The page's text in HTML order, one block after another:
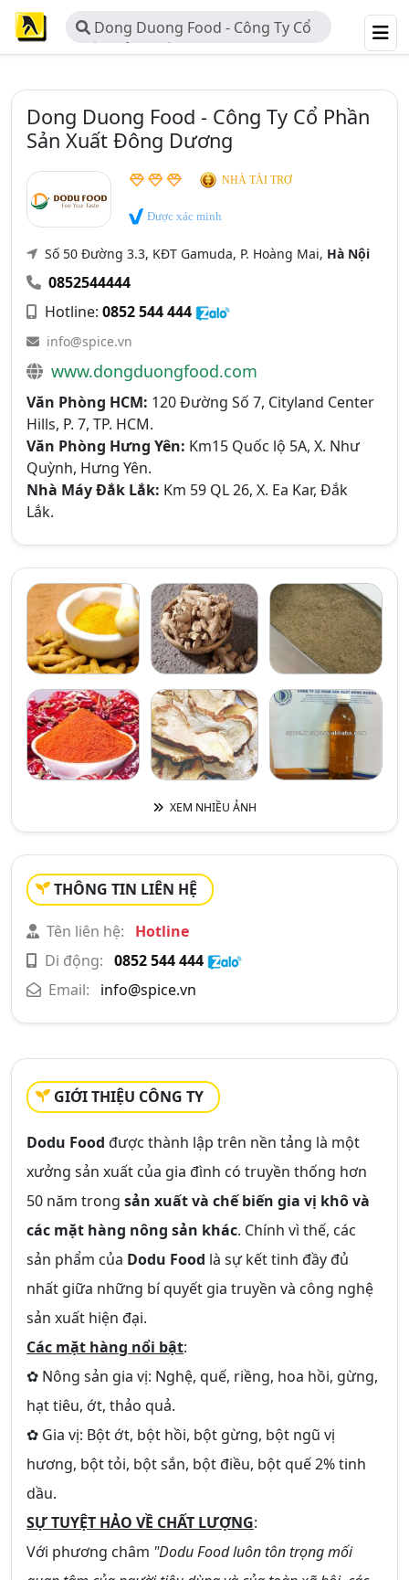
Dong Duong Food - Công Ty Cổ
Phần Sản Xuất Đông Dương
Dong Duong Food - Công Ty Cổ Phần
Sản Xuất Đông Dương
NHÀ TÀI TRỢ
Được xác minh
Số 50 Đường 3.3, KĐT Gamuda, P. Hoàng Mai, Hà Nội
0852544444
Hotline: 0852 544 444
info@spice.vn
www.dongduongfood.com
Văn Phòng HCM: 120 Đường Số 7, Cityland Center
Hills, P. 7, TP. HCM.
Văn Phòng Hưng Yên: Km15 Quốc lộ 5A, X. Như
Quỳnh, Hưng Yên.
Nhà Máy Đắk Lắk: Km 59 QL 26, X. Ea Kar, Đắk
Lắk.
XEM NHIỀU ẢNH
THÔNG TIN LIÊN HỆ
Tên liên hệ:
Hotline
Di động: 0852 544 444
Email:
info@spice.vn
GIỚI THIỆU CÔNG TY
Dodu Food được thành lập trên nền tảng là một
xưởng sản xuất của gia đình có truyền thống hơn
50 năm trong sản xuất và chế biến gia vị khô và
các mặt hàng nông sản khác. Chính vì thế, các
sản phẩm của Dodu Food là sự kết tinh đầy đủ
nhất giữa những bí quyết gia truyền và công nghệ
sản xuất hiện đại.
Các mặt hàng nổi bật:
✿ Nông sản gia vị: Nghệ, quế, riềng, hoa hồi, gừng,
hạt tiêu, ớt, thảo quả.
✿ Gia vị: Bột ớt, bột hồi, bột gừng, bột ngũ vị
hương, bột tỏi, bột sắn, bột điều, bột quế 2% tinh
dầu.
SỰ TUYỆT HẢO VỀ CHẤT LƯỢNG:
Với phương châm "Dodu Food luôn tôn trọng mối